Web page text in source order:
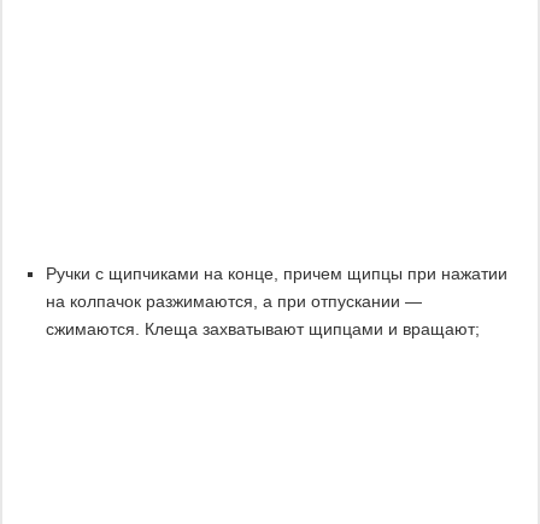
Ручки с щипчиками на конце, причем щипцы при нажатии
на колпачок разжимаются, а при отпускании —
сжимаются. Клеща захватывают щипцами и вращают;